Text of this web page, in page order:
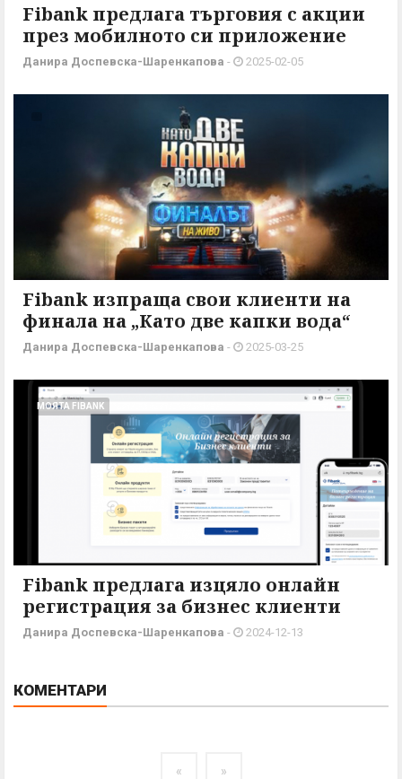
Fibank предлага търговия с акции
през мобилното си приложение
Данира Доспевска-Шаренкапова - 2025-02-05
Fibank изпраща свои клиенти на
финала на „Като две капки вода“
Данира Доспевска-Шаренкапова - 2025-03-25
МОЯТА FIBANK
Fibank предлага изцяло онлайн
регистрация за бизнес клиенти
Данира Доспевска-Шаренкапова - 2024-12-13
КОМЕНТАРИ
« »